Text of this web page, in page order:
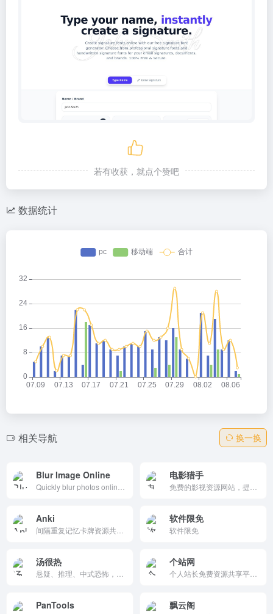
若有收获，就点个赞吧
数据统计
相关导航 换一换
Blur Image Online 电影猎手
Anki 软件限免
软件限免
汤很热 个站网
PanTools 飘云阁